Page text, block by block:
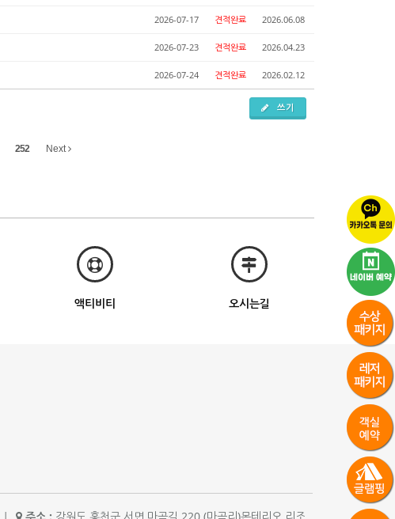
2026-07-17 견적완료 2026.06.08
2026-07-23 견적완료 2026.04.23
2026-07-24 견적완료 2026.02.12
쓰기
252 Next
액티비티 오시는길